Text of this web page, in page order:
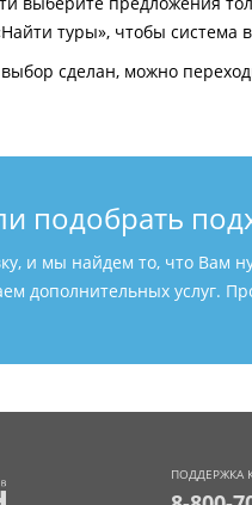
туры», чтобы система
сделан, можно
подобрать
и мы найдем то, что Вам
дополнительных услуг.
ПОДДЕРЖКА